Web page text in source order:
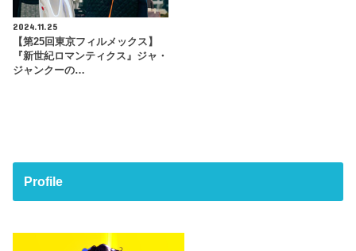
2024.11.25
【第25回東京フィルメックス】
『新世紀ロマンティクス』ジャ・
ジャンクーの…
Profile